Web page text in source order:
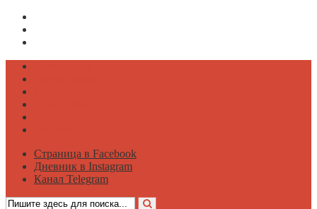
Страница в Facebook
Дневник в Instagram
Канал Telegram